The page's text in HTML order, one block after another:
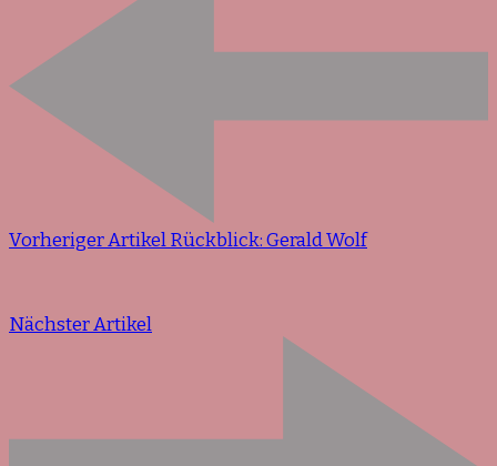
Vorheriger ArtikelRückblick: Gerald Wolf
Nächster Artikel